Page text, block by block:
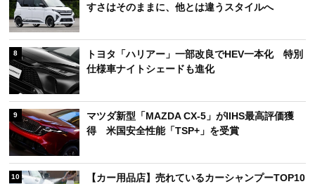
すさはそのままに、他とは違うスタイルへ
8
トヨタ「ハリアー」一部改良でHEV一本化 特別
仕様車ナイトシェードも進化
9
マツダ新型「MAZDA CX-5」がIIHS最高評価獲
得 米国安全性能「TSP+」を受賞
10
【カー用品店】売れているカーシャンプーTOP10